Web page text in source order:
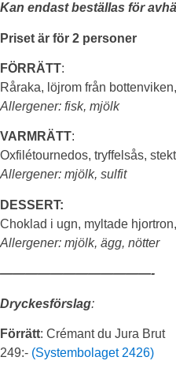
Kan endast beställas för
Priset är för 2 personer
FÖRRÄTT:
Råraka, löjrom från bottenviken
Allergener: fisk, mjölk
VARMRÄTT:
Oxfilétournedos, tryffelsås,
Allergener: mjölk, sulfit
DESSERT:
Choklad i ugn, myltade
Allergener: mjölk, ägg, nötter
————————————-
Dryckesförslag:
Förrätt: Crémant du Jura Brut
249:- (Systembolaget 2426)